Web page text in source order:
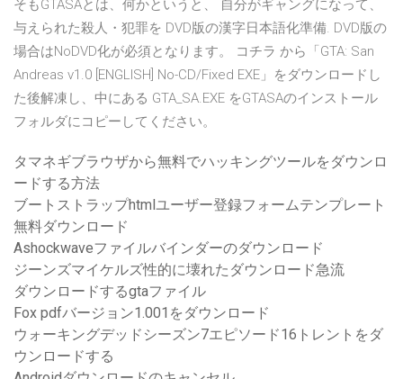
そもGTASAとは、何かというと、 自分がギャングになって、
与えられた殺人・犯罪を DVD版の漢字日本語化準備. DVD版の
場合はNoDVD化が必須となります。 コチラ から「GTA: San
Andreas v1.0 [ENGLISH] No-CD/Fixed EXE」をダウンロードし
た後解凍し、中にある GTA_SA.EXE をGTASAのインストール
フォルダにコピーしてください。
タマネギブラウザから無料でハッキングツールをダウンロ
ードする方法
ブートストラップhtmlユーザー登録フォームテンプレート
無料ダウンロード
Ashockwaveファイルバインダーのダウンロード
ジーンズマイケルズ性的に壊れたダウンロード急流
ダウンロードするgtaファイル
Fox pdfバージョン1.001をダウンロード
ウォーキングデッドシーズン7エピソード16トレントをダ
ウンロードする